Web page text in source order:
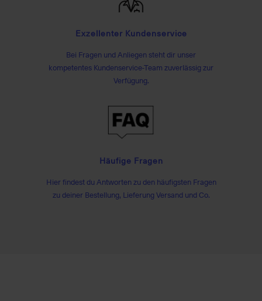
Exzellenter Kundenservice
Bei Fragen und Anliegen steht dir unser
kompetentes Kundenservice-Team zuverlässig zur
Verfügung.
Häufige Fragen
Hier findest du Antworten zu den häufigsten Fragen
zu deiner Bestellung, Lieferung Versand und Co.